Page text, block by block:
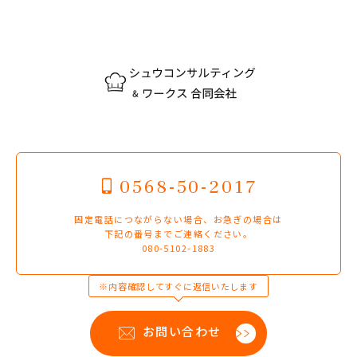
0568-50-2017
固定電話につながらない場合、お急ぎの場合は
下記の番号までご連絡ください。
080-5102-1883
※内容確認してすぐに返信いたします
お問い合わせ